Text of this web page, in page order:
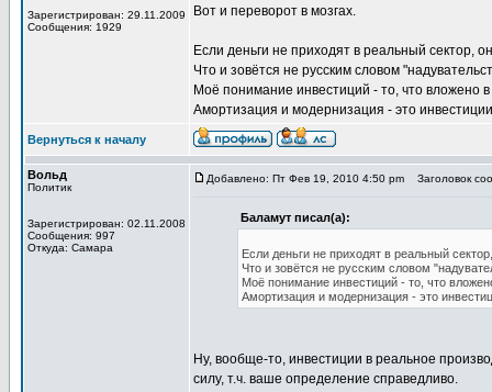
Зарегистрирован: 29.11.2009
Сообщения: 1929
Вот и переворот в мозгах.
Если деньги не приходят в реальный сектор,
Что и зовётся не русским словом
Моё понимание инвестиций - то, что вложено в
Амортизация и модернизация - это
Вернуться к началу
Вольд
Политик
Зарегистрирован: 02.11.2008
Сообщения: 997
Откуда: Самара
Добавлено: Пт Фев 19, 2010 4:50 pm Заголовок
Баламут писал(а):
Если деньги не приходят в реальный
Что и зовётся не русским словом
Моё понимание инвестиций - то, что
Амортизация и модернизация - это
Ну, вообще-то, инвестиции в реальное
силу, т.ч. ваше определение справедливо.